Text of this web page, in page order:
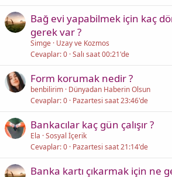
Bağ evi yapabilmek için kaç
gerek var ?
Simge Uzay ve Kozmos
Cevaplar 0 Salı saat 00:21'de
Form korumak nedir ?
benbilirim Dünyadan Haberin Olsun
Cevaplar 0 Pazartesi saat 23:46'de
Bankacılar kaç gün çalışır ?
Ela Sosyal İçerik
Cevaplar 0 Pazartesi saat 21:14'de
Banka kartı çıkarmak için ne